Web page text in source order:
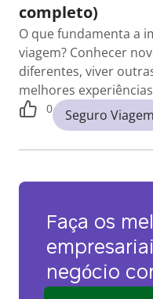
completo)
O que fundamenta a
viagem? Conhecer
diferentes, viver
melhores
0 Seguro Viagem
Faça os
negócio